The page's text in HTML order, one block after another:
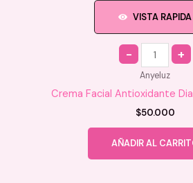
VISTA RAPIDA
Quantity
Anyeluz
Crema Facial Antioxidante
$50.000
AÑADIR AL